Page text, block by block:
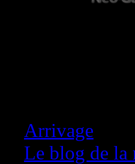
Arrivage
Le blog de la